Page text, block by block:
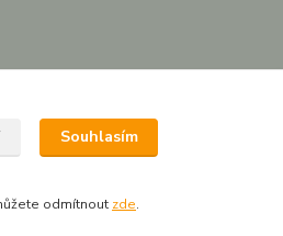
Souhlasím
odmítnout zde.